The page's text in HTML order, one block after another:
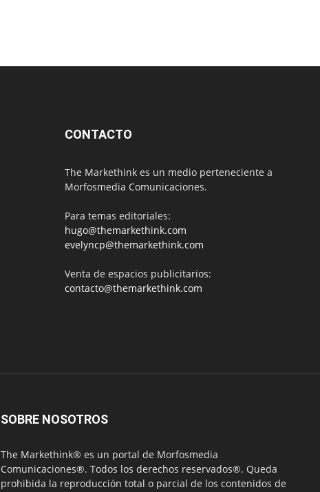
CONTACTO
The Markethink es un medio perteneciente a
Morfosmedia Comunicaciones.
Para temas editoriales:
hugo@themarkethink.com
evelyncp@themarkethink.com
Venta de espacios publicitarios:
contacto@themarkethink.com
SOBRE NOSOTROS
The Markethink® es un portal de Morfosmedia
Comunicaciones®. Todos los derechos reservados®. Queda
prohibida la reproducción total o parcial de los contenidos de